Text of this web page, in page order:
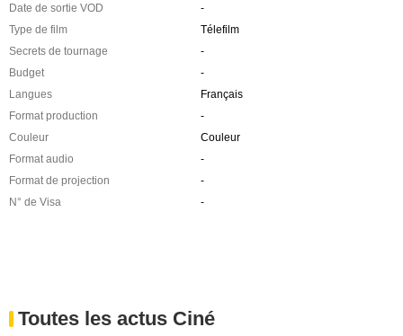
Date de sortie VOD
-
Type de film
Télefilm
Secrets de tournage
-
Budget
-
Langues
Français
Format production
-
Couleur
Couleur
Format audio
-
Format de projection
-
N° de Visa
-
Toutes les actus Ciné